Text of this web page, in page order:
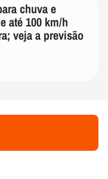
chuva e
até 100 km/h
veja a previsão